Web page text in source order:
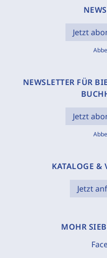
Jetzt
NEWSLETTER FÜR
Jetzt
KATALOGE &
Jetzt
MOHR